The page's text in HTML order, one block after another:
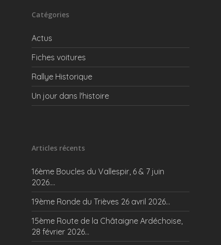
Catégories
Actus
Fiches voitures
Rallye Historique
Un jour dans l'histoire
Articles récents
16ème Boucles du Vallespir, 6 & 7 juin
2026….
19ème Ronde du Trièves 26 avril 2026…
15ème Route de la Châtaigne Ardéchoise,
28 février 2026…